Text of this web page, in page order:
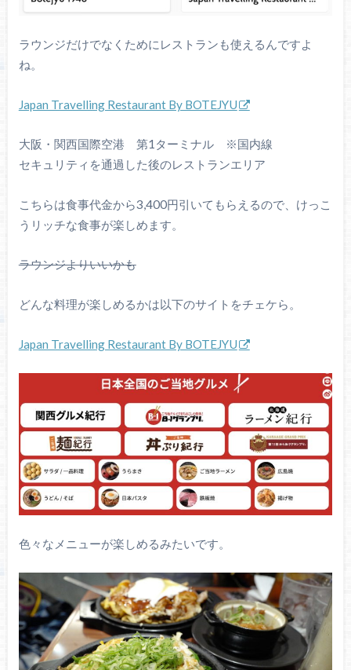
ラウンジだけでなくためにレストランも使えるんですよ
ね。
Japan Travelling Restaurant By BOTEJYU
大阪・関西国際空港 第1ターミナル ※国内線
セキュリティを通過した後のレストランエリア
こちらは食事代金から3,400円引いてもらえるので、けっこ
うリッチな食事が楽しめます。
ラウンジよりいいかも
どんな料理が楽しめるかは以下のサイトをチェケら。
Japan Travelling Restaurant By BOTEJYU
色々なメニューが楽しめるみたいです。